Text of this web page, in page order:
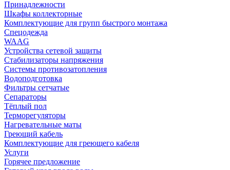
Принадлежности
Шкафы коллекторные
Комплектующие для групп быстрого монтажа
Спецодежда
WAAG
Устройства сетевой защиты
Стабилизаторы напряжения
Системы противозатопления
Водоподготовка
Фильтры сетчатые
Сепараторы
Тёплый пол
Терморегуляторы
Нагревательные маты
Греющий кабель
Комплектующие для греющего кабеля
Услуги
Горячее предложение